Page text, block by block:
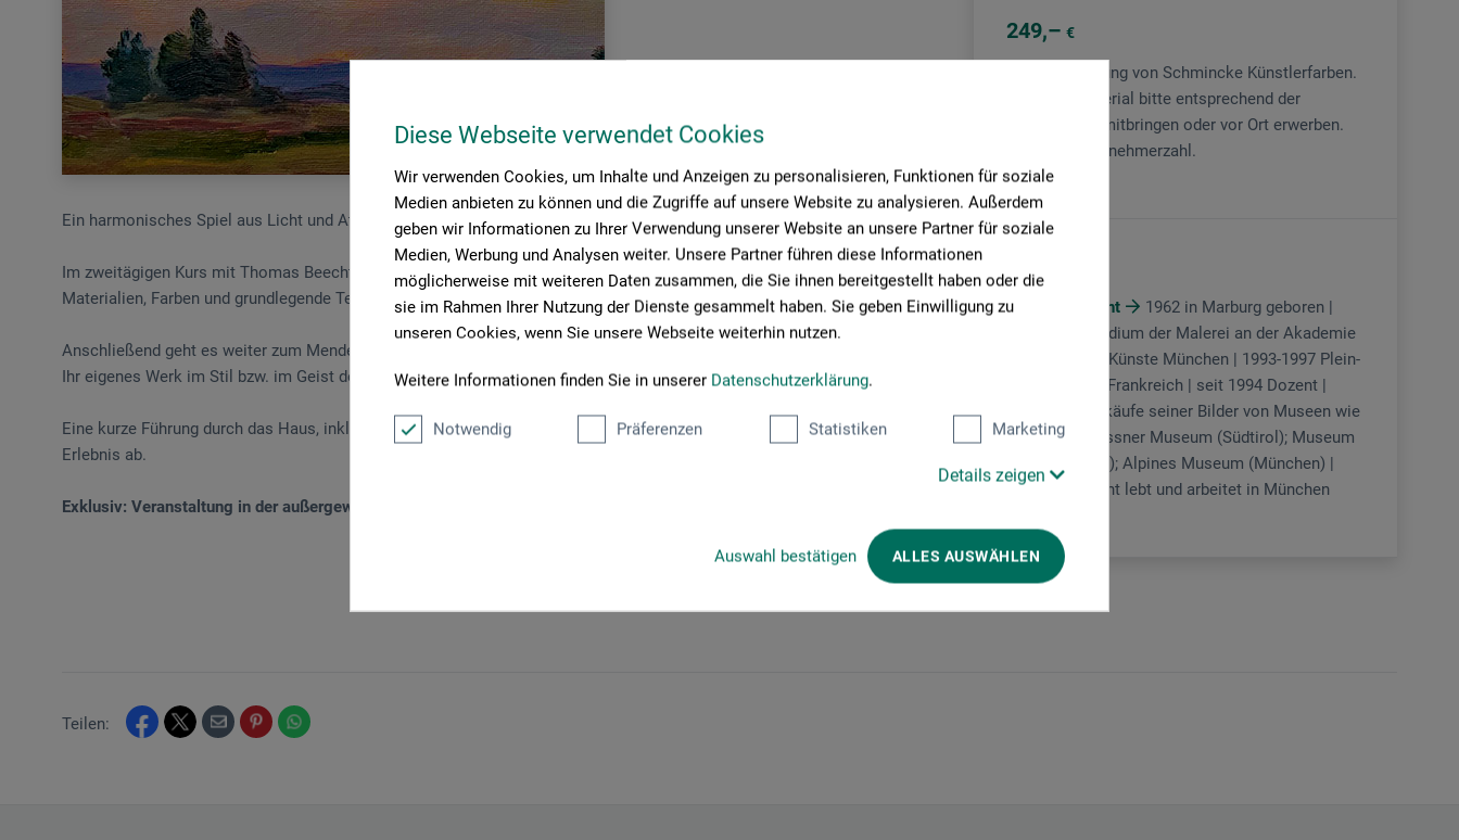
Diese Webseite verwendet Cookies
Wir verwenden Cookies, um Inhalte und Anzeigen zu personalisieren, Funktionen für soziale
Medien anbieten zu können und die Zugriffe auf unsere Website zu analysieren. Außerdem
geben wir Informationen zu Ihrer Verwendung unserer Website an unsere Partner für soziale
Medien, Werbung und Analysen weiter. Unsere Partner führen diese Informationen
möglicherweise mit weiteren Daten zusammen, die Sie ihnen bereitgestellt haben oder die
sie im Rahmen Ihrer Nutzung der Dienste gesammelt haben. Sie geben Einwilligung zu
unseren Cookies, wenn Sie unsere Webseite weiterhin nutzen.
Weitere Informationen finden Sie in unserer Datenschutzerklärung.
Notwendig Präferenzen Statistiken Marketing
Details zeigen
Auswahl bestätigen ALLES AUSWÄHLEN
Ein harmonisches Spiel aus Licht und Atmosphäre führt Sie in die Welt der romantischen Landschaftsmalerei.
Im zweitägigen Kurs mit Thomas Beecht erhalten Sie zunächst bei boesner Leipzig eine kompakte Einführung in
Materialien, Farben und grundlegende Techniken der Ölmalerei.
Anschließend geht es weiter zum Mendelssohn-Haus, wo Sie – inspiriert vom historischen Ambiente – Schritt für Schritt
Ihr eigenes Werk im Stil bzw. im Geist der Romantik gestalten.
Eine kurze Führung durch das Haus, inklusive Einblicken in das Leben Mendelssohn-Bartholdys, rundet das kreative
Erlebnis ab.
Exklusiv: Veranstaltung in der außergewöhnlichen Atmosphäre des historischen Mendelssohn-Hauses.
249 €
Inkl. der Nutzung von Schmincke Künstlerfarben.
Weiteres Material bitte entsprechend der
Materialliste mitbringen oder vor Ort erwerben.
Begrenzte Teilnehmerzahl.
Thomas Beecht
1962 in Marburg geboren |
1983-1987 Studium der Malerei an der Akademie
der Bildenden Künste München | 1993-1997 Plein-
Air-Malerei in Frankreich | seit 1994 Dozent |
zahlreiche Ankäufe seiner Bilder von Museen wie
Rheinhold Messner Museum (Südtirol); Museum
Monte Rite (It.); Alpines Museum (München) |
Thomas Beecht lebt und arbeitet in München
Teilen: